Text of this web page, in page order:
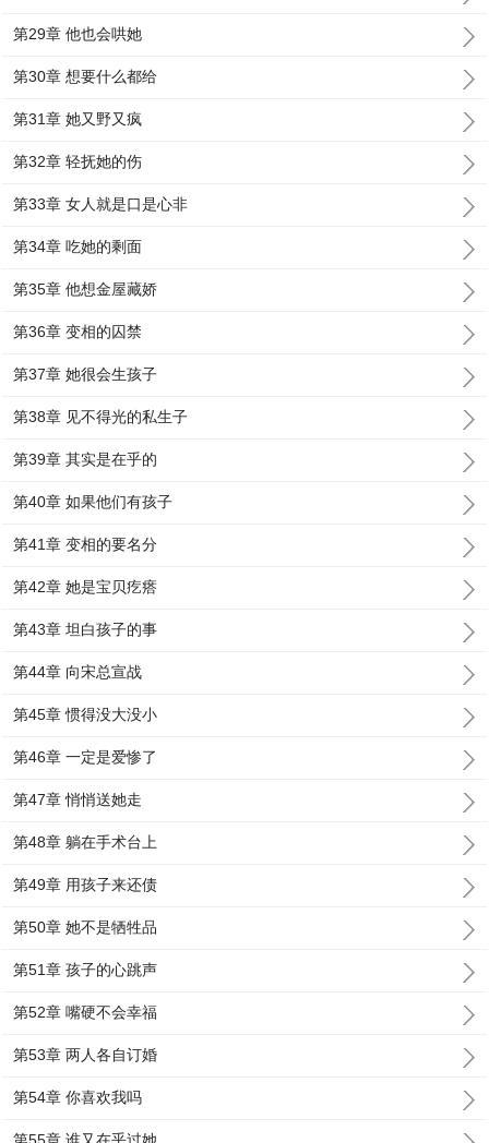
第29章 他也会哄她
第30章 想要什么都给
第31章 她又野又疯
第32章 轻抚她的伤
第33章 女人就是口是心非
第34章 吃她的剩面
第35章 他想金屋藏娇
第36章 变相的囚禁
第37章 她很会生孩子
第38章 见不得光的私生子
第39章 其实是在乎的
第40章 如果他们有孩子
第41章 变相的要名分
第42章 她是宝贝疙瘩
第43章 坦白孩子的事
第44章 向宋总宣战
第45章 惯得没大没小
第46章 一定是爱惨了
第47章 悄悄送她走
第48章 躺在手术台上
第49章 用孩子来还债
第50章 她不是牺牲品
第51章 孩子的心跳声
第52章 嘴硬不会幸福
第53章 两人各自订婚
第54章 你喜欢我吗